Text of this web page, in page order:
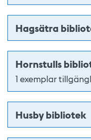
Hagsätra
Hornstulls
1 exemplar
Husby bibliotek